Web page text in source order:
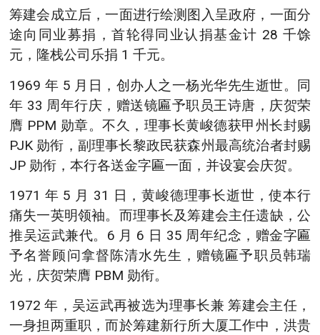
筹建会成立后，一面进行绘测图入呈政府，一面分
途向同业募捐，首轮得同业认捐基金计 28 千馀
元，隆栈公司乐捐 1 千元。
1969 年 5 月日，创办人之一杨光华先生逝世。同
年 33 周年行庆，赠送镜匾予职员王诗唐，庆贺荣
膺 PPM 勋章。不久，理事长黄峻德获甲州长封赐
PJK 勋衔，副理事长黎政民获森州最高统治者封赐
JP 勋衔，本行各送金字匾一面，并设宴会庆贺。
1971 年 5 月 31 日，黄峻德理事长逝世，使本行
痛失一英明领袖。而理事长及筹建会主任遗缺，公
推吴运武兼代。6 月 6 日 35 周年纪念，赠金字匾
予名誉顾问拿督陈清水先生，赠镜匾予职员韩瑞
光，庆贺荣膺 PBM 勋衔。
1972 年，吴运武再被选为理事长兼 筹建会主任，
一身担两重职，而於筹建新行所大厦工作中，洪贵